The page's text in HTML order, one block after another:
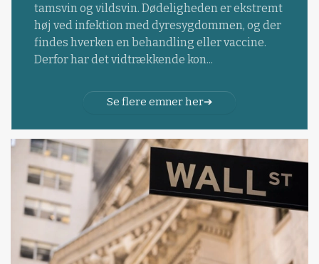
tamsvin og vildsvin. Dødeligheden er ekstremt
høj ved infektion med dyresygdommen, og der
findes hverken en behandling eller vaccine.
Derfor har det vidtrækkende kon...
Se flere emner her